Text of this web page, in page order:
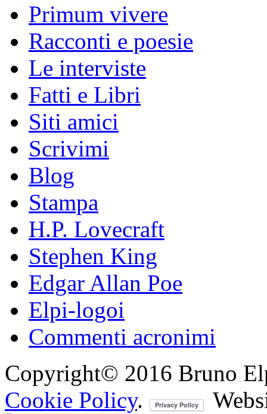
Primum vivere
Racconti e poesie
Le interviste
Fatti e Libri
Siti amici
Scrivimi
Blog
Stampa
H.P. Lovecraft
Stephen King
Edgar Allan Poe
Elpi-logoi
Commenti acronimi
Copyright© 2016 Bruno
Cookie Policy.